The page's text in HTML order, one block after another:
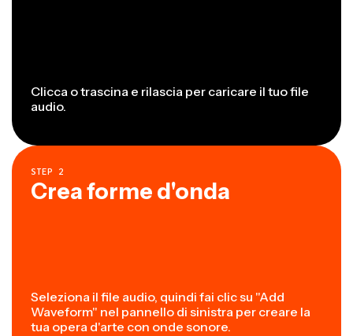
Clicca o trascina e rilascia per caricare il tuo file
audio.
STEP 2
Crea forme d'onda
Seleziona il file audio, quindi fai clic su "Add
Waveform" nel pannello di sinistra per creare la
tua opera d'arte con onde sonore.